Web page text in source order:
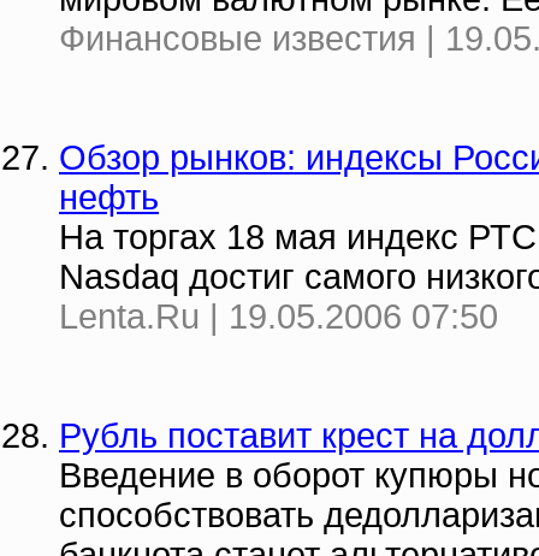
Финансовые известия |
Обзор рынков: индексы
нефть
На торгах 18 мая индекс
Nasdaq достиг самого
Lenta.Ru | 19.05.2006 07:50
Рубль поставит крест на
Введение в оборот купюры
способствовать